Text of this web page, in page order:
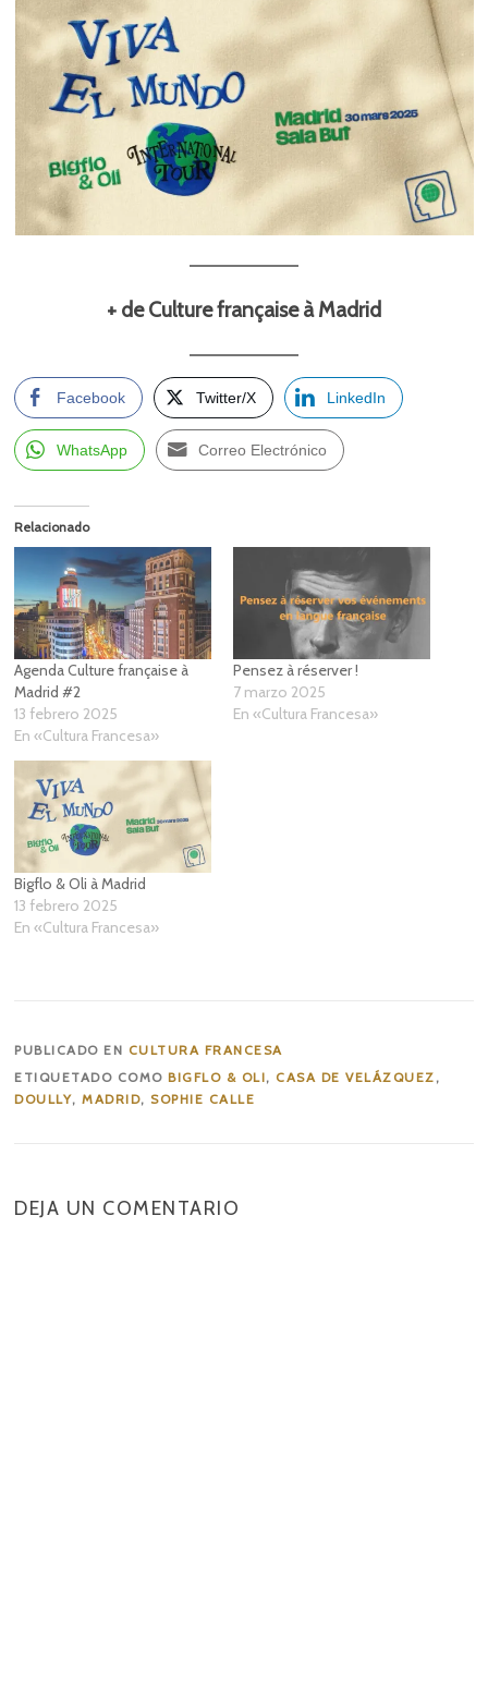
+ de Culture française à Madrid
Facebook Twitter/X LinkedIn
WhatsApp Correo Electrónico
Relacionado
Agenda Culture française à
Madrid #2
13 febrero 2025
En «Cultura Francesa»
Pensez à réserver !
7 marzo 2025
En «Cultura Francesa»
Bigflo & Oli à Madrid
13 febrero 2025
En «Cultura Francesa»
PUBLICADO EN CULTURA FRANCESA
ETIQUETADO COMOBIGFLO & OLI, CASA DE VELÁZQUEZ ,
DOULLY,MADRID, SOPHIE CALLE
DEJA UN COMENTARIO